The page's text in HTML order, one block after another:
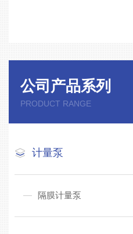
公司产品系列
PRODUCT RANGE
计量泵
隔膜计量泵